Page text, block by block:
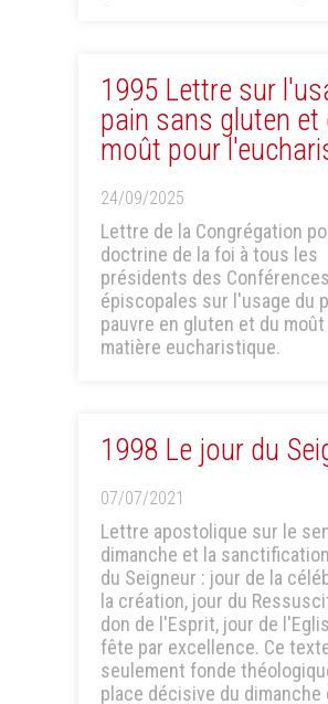
1995 Lettre sur
pain sans gluten et
moût pour
24/09/2025
Lettre de la Congrégation
doctrine de la foi à tous les
présidents des Conférences
épiscopales sur l'usage du
pauvre en gluten et du
matière eucharistique.
1998 Le jour du
07/07/2021
Lettre apostolique sur le
dimanche et la
du Seigneur : jour de la
la création, jour du
don de l'Esprit, jour de
fête par excellence. Ce
seulement fonde
place décisive du dimanche